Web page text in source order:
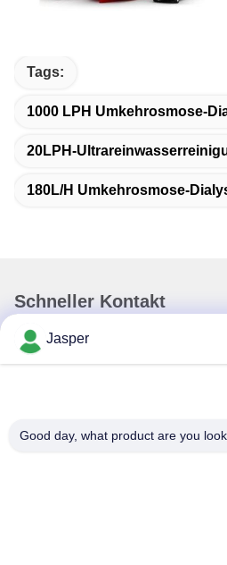
Tags:
1000 LPH Umkehrosmose-
20LPH-
180L/h Umkehrosmose-
Schneller Kontakt
Anschrift
Zhihe, Stadt Pengzhou,
Jasper
Good day, what product are you